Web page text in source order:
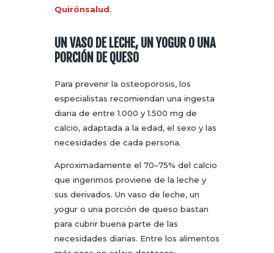
Quirónsalud.
UN VASO DE LECHE, UN YOGUR O UNA
PORCIÓN DE QUESO
Para prevenir la osteoporosis, los
especialistas recomiendan una ingesta
diaria de entre 1.000 y 1.500 mg de
calcio, adaptada a la edad, el sexo y las
necesidades de cada persona.
Aproximadamente el 70–75% del calcio
que ingerimos proviene de la leche y
sus derivados. Un vaso de leche, un
yogur o una porción de queso bastan
para cubrir buena parte de las
necesidades diarias. Entre los alimentos